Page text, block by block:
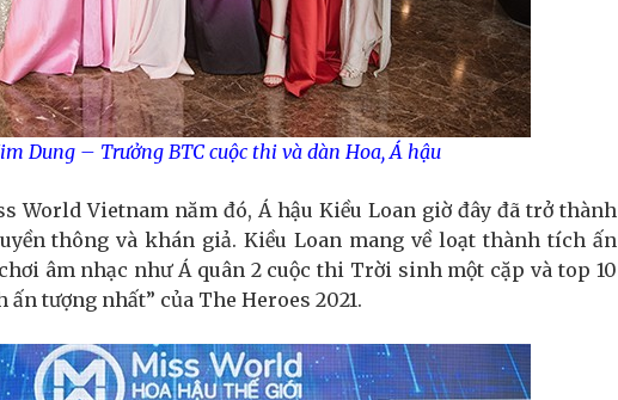
Dung – Trưởng BTC cuộc thi và dàn Hoa, Á hậu
World Vietnam năm đó, Á hậu Kiều Loan giờ đây đã trở thành
thông và khán giả. Kiều Loan mang về loạt thành tích ấn
âm nhạc như Á quân 2 cuộc thi Trời sinh một cặp và top 10
tượng nhất” của The Heroes 2021.